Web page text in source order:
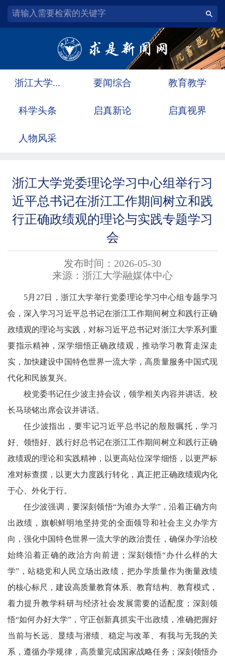
浙江大学... 要闻综合 教育教学
科学头条 启真新论 启真视界
人物风采
浙江大学党委理论学习中心组举行习
近平总书记在浙江工作期间树立和践
行正确政绩观的理论与实践专题学习
会
发布时间：2026-05-30
来源：浙江大学融媒体中心
5月27日，浙江大学举行党委理论学习中心组专题学习
会，深入学习习近平总书记在浙江工作期间树立和践行正确
政绩观的理论与实践，对标习近平总书记对浙江大学系列重
要指示精神，深学细悟正确政绩观，推动学习教育走深走
实，加快建设中国特色世界一流大学，高质量服务中国式现
代化和民族复兴。
校党委书记任少波主持会议，领学相关内容并讲话。校
长马琰铭出席会议并讲话。
任少波指出，要牢记习近平总书记的殷殷嘱托，学习
好、领悟好、践行好总书记在浙江工作期间树立和践行正确
政绩观的理论和实践精神，以更高站位深学细悟，以更严标
准对标查摆，以更大力度践行转化，真正把正确政绩观内化
于心、外化于行。
任少波强调，要深刻领悟“为谁办大学”，沿着正确方向
出政绩，旗帜鲜明地坚持党的全面领导和社会主义办学方
向，强化中国特色世界一流大学的政治责任，确保办学治校
始终沿着正确的政治方向前进；深刻领悟“办什么样的大
学”，站稳党和人民立场出政绩，把办学质量作为衡量政绩
的核心标尺，建设高质量教育体系、教育结构、教育模式，
着力提升教学科研与经济社会发展需要的适配度；深刻领
悟“如何办好大学”，守正创新真抓实干出政绩，准确把握好
当前与长远、显绩与潜绩、稳定与改革、有我与无我的关
系，遵循办学规律，高质量完成国家战略任务；深刻领悟办